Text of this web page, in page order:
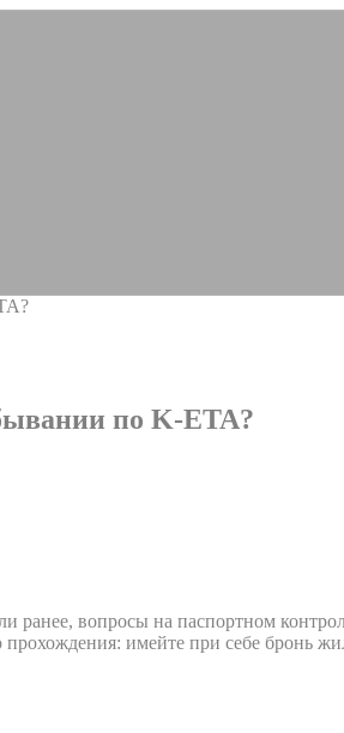
по K-ETA?
вопросы на паспортном
имейте при себе бронь